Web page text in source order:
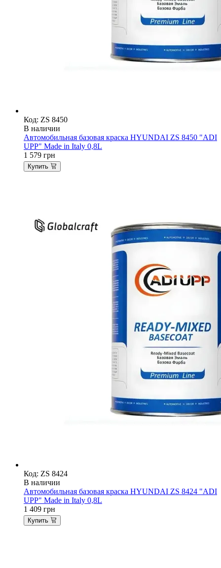
Код: ZS 8450
В наличии
Автомобильная базовая краска HYUNDAI ZS 8450 "ADI
UPP" Made in Italy 0,8L
1 579 грн
Купить
Код: ZS 8424
В наличии
Автомобильная базовая краска HYUNDAI ZS 8424 "ADI
UPP" Made in Italy 0,8L
1 409 грн
Купить